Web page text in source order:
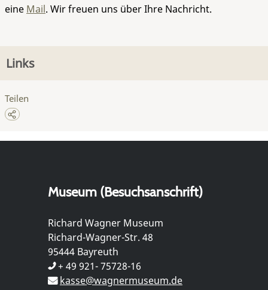
eine Mail. Wir freuen uns über Ihre Nachricht.
Links
Teilen
Museum (Besuchsanschrift)
Richard Wagner Museum
Richard-Wagner-Str. 48
95444 Bayreuth
+ 49 921- 75728-16
kasse@wagnermuseum.de